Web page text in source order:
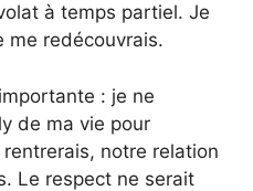
à temps partiel. Je
me redécouvrais.
: je ne
de ma vie pour
notre relation
Le respect ne serait